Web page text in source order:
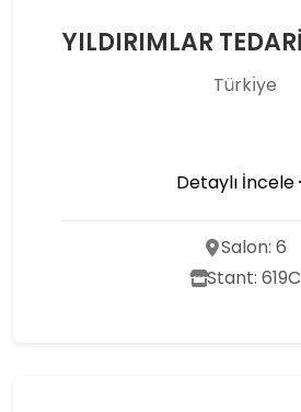
Türkı̇ye
Detaylı İncele
Salon: 6
Stant: 619C